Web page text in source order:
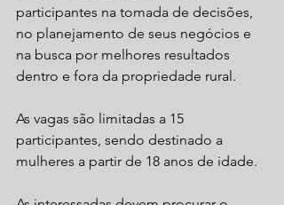
participantes na tomada de decisões,
no planejamento de seus negócios e
na busca por melhores resultados
dentro e fora da propriedade rural.
As vagas são limitadas a 15
participantes, sendo destinado a
mulheres a partir de 18 anos de idade.